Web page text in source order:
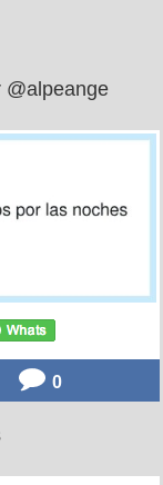
@alpeange
0